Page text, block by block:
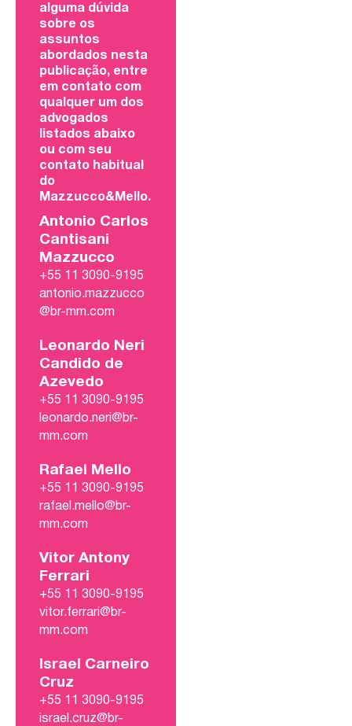
alguma dúvida
sobre os
assuntos
abordados nesta
publicação, entre
em contato com
qualquer um dos
advogados
listados abaixo
ou com seu
contato habitual
do
Mazzucco&Mello.
Antonio Carlos
Cantisani
Mazzucco
+55 11 3090-9195
antonio.mazzucco
@br-mm.com
Leonardo Neri
Candido de
Azevedo
+55 11 3090-9195
leonardo.neri@br-
mm.com
Rafael Mello
+55 11 3090-9195
rafael.mello@br-
mm.com
Vitor Antony
Ferrari
+55 11 3090-9195
vitor.ferrari@br-
mm.com
Israel Carneiro
Cruz
+55 11 3090-9195
israel.cruz@br-